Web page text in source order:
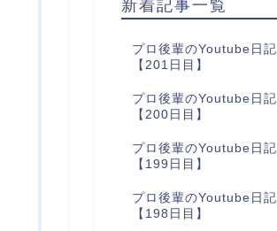
新着記事一覧
プロ後輩のYoutube日記
【201日目】
プロ後輩のYoutube日記
【200日目】
プロ後輩のYoutube日記
【199日目】
プロ後輩のYoutube日記
【198日目】